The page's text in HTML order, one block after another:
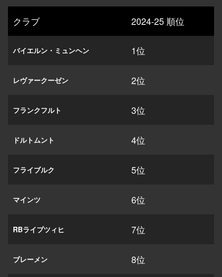
クラブ 2024-25 順位
バイエルン・ミュンヘン 1位
レヴァークーゼン 2位
フランクフルト 3位
ドルトムント 4位
フライブルク 5位
マインツ 6位
RBライプツィヒ 7位
ブレーメン 8位